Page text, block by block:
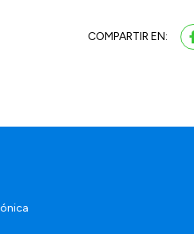
COMPARTIR EN: